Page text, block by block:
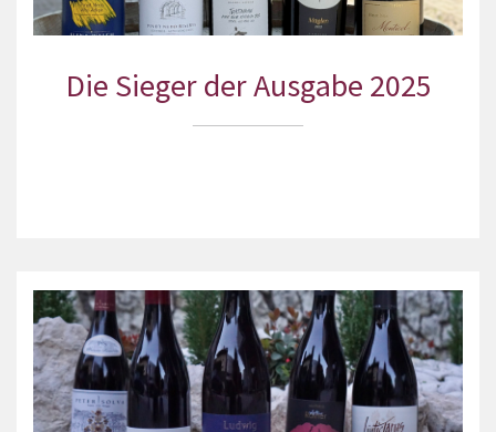
Die Sieger der Ausgabe 2025